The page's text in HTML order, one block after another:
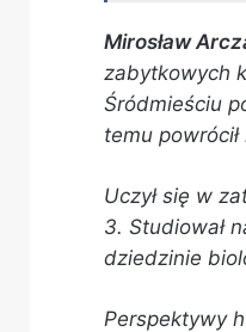
Mirosław
zabytkowych
Śródmieściu
temu
Uczył się w
3. Studiował
dziedzinie
Perspektywy